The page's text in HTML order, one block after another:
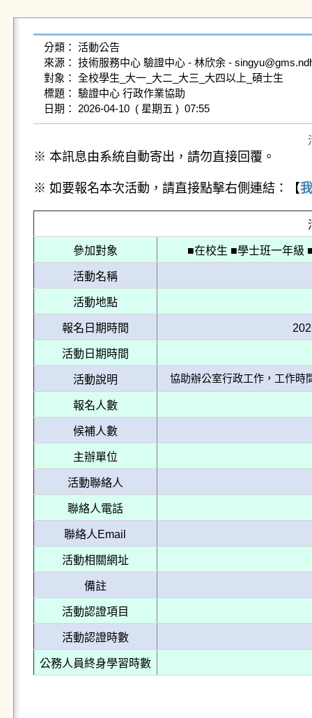
分類： 活動公告
來源： 技術服務中心 驗證中心 - 林欣余 -
對象： 全校學生_大一_大二_大三_大四以上_碩士生
標題： 驗證中心 行政作業協助
日期： 2026-04-10  ( 星期五 )  07:55
※ 本訊息由系統自動寄出，請勿直接回覆。
※ 如要報名本次活動，請直接點擊右側連結：【
參加對象 ■在校生 ■學士班一年級
活動名稱
活動地點
報名日期時間
活動日期時間
活動說明 協助辦公室行政工作，工作時
報名人數
候補人數
主辦單位
活動聯絡人
聯絡人電話
聯絡人Email
活動相關網址
備註
活動認證項目
活動認證時數
公務人員終身學習時數